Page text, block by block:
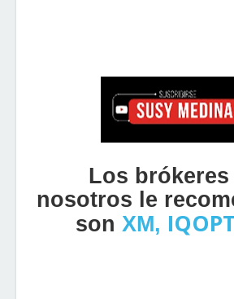
Los brókeres
nosotros le
son XM,